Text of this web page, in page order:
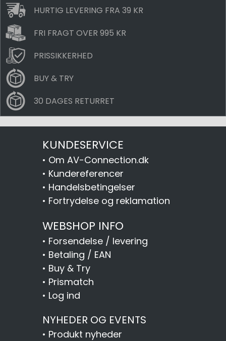
HURTIG LEVERING FRA 39 KR
FRI FRAGT OVER 995 KR
PRISSIKKERHED
BUY & TRY
30 DAGES RETURRET
KUNDESERVICE
• Om AV-Connection.dk
• Kundereferencer
• Handelsbetingelser
• Fortrydelse og reklamation
WEBSHOP INFO
• Forsendelse / levering
• Betaling / EAN
• Buy & Try
• Prismatch
• Log ind
NYHEDER OG EVENTS
• Produkt nyheder